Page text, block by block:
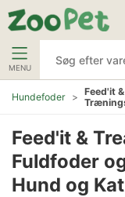
MENU
Hundefoder
Feed'it
Feed'it &
Fuldfoder
Hund og Kat